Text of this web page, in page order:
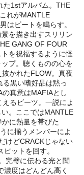
た1stアルバム。THE
れがMANTLE
はビートを鳴らす。
を描き出すスリリン
GANG OF FOUR
を祝福するように怪
プ。聴くものの心を
かれたFLOW。真夜
黒い嗜好品は黙っ
真意はMAFIAとし
るビーツ。一説によ
。ここではMANTLE
に熱量を帯びた
に揃うメンバーによ
けどCRACKじゃない
ットを回す。
完璧に伝わる光と闇
度はどんどん高く